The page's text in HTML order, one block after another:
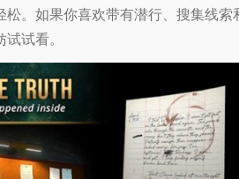
松。如果你喜欢带有潜行、搜集线索
试看。